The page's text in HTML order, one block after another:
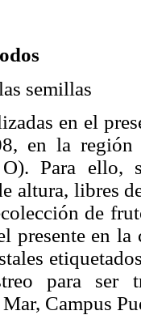
semillas
en el
en la
O). Para
altura, libres
de
presente en
para ser
Campus